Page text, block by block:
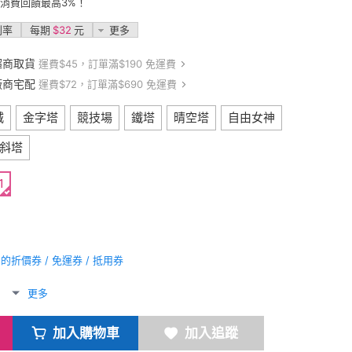
率 每期 $32 元 更多
商取貨 運費$45，訂單滿$190 免運費
商宅配 運費$72，訂單滿$690 免運費
金字塔 競技場 鐵塔 晴空塔
自由女神
斜塔
折價券 / 免運券 / 抵用券
更多
加入購物車 加入追蹤